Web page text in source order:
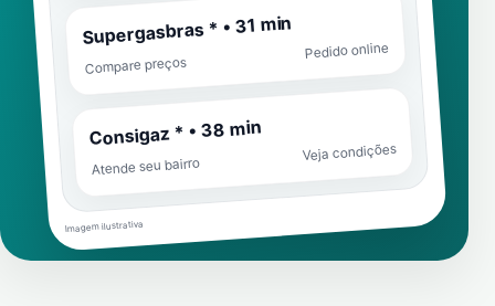
Supergasbras * • 31 min
Compare preços
Pedido online
Consigaz * • 38 min
Atende seu bairro
Veja condições
Imagem ilustrativa